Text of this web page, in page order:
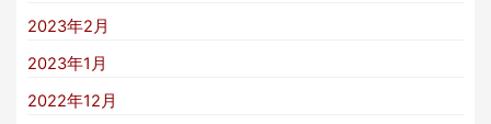
2023年2月
2023年1月
2022年12月